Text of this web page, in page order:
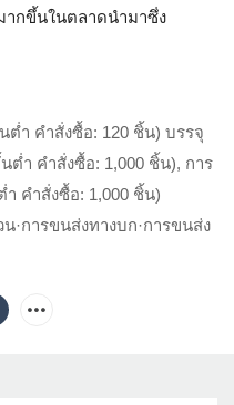
ากขึ้นในตลาดนำมาซึ่ง
ต่ำ คำสั่งซื้อ: 120 ชิ้น) บรรจุ
ำ คำสั่งซื้อ: 1,000 ชิ้น), การ
คำสั่งซื้อ: 1,000 ชิ้น)
·การขนส่งทางบก·การขนส่ง